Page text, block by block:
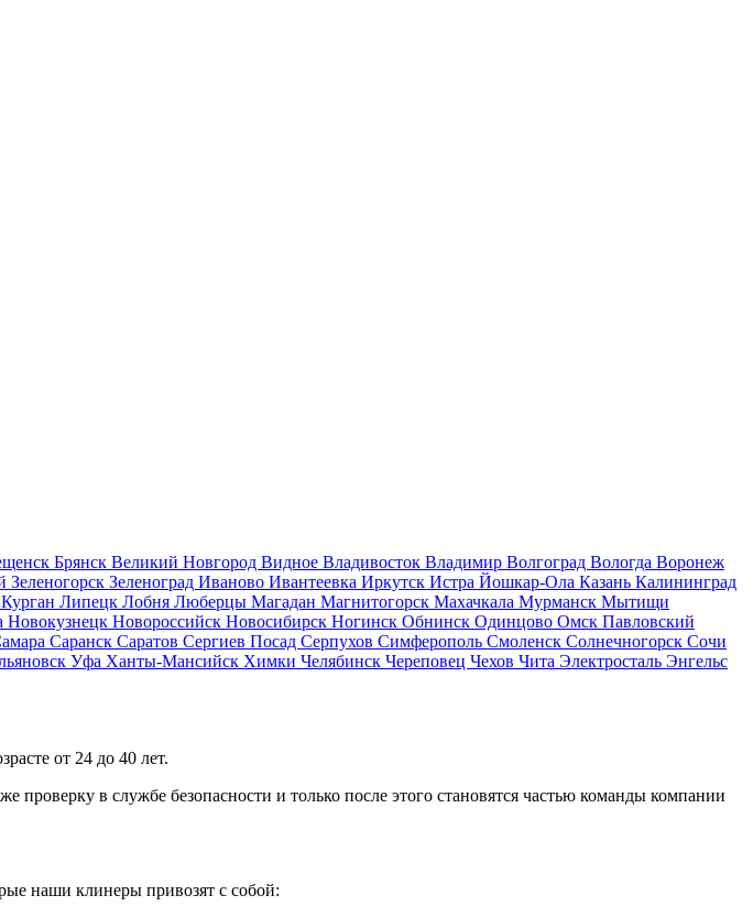
Брянск Великий Новгород Видное Владивосток Владимир Волгоград Вологда Воронеж
Зеленогорск Зеленоград Иваново Ивантеевка Иркутск Истра Йошкар-Ола Казань Калининград
Курган Липецк Лобня Люберцы Магадан Магнитогорск Махачкала Мурманск Мытищи
Новокузнецк Новороссийск Новосибирск Ногинск Обнинск Одинцово Омск Павловский
Саранск Саратов Сергиев Посад Серпухов Симферополь Смоленск Солнечногорск Сочи
Уфа Ханты-Мансийск Химки Челябинск Череповец Чехов Чита Электросталь Энгельс
от 24 до 40 лет.
в службе безопасности и только после этого становятся частью команды компании
наши клинеры привозят с собой: